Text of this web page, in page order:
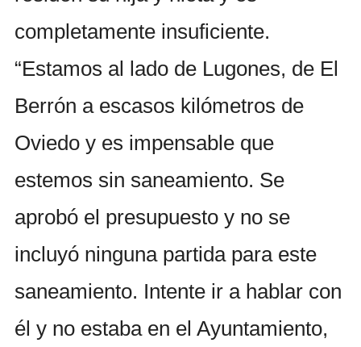
completamente insuficiente.
“Estamos al lado de Lugones, de El
Berrón a escasos kilómetros de
Oviedo y es impensable que
estemos sin saneamiento. Se
aprobó el presupuesto y no se
incluyó ninguna partida para este
saneamiento. Intente ir a hablar con
él y no estaba en el Ayuntamiento,